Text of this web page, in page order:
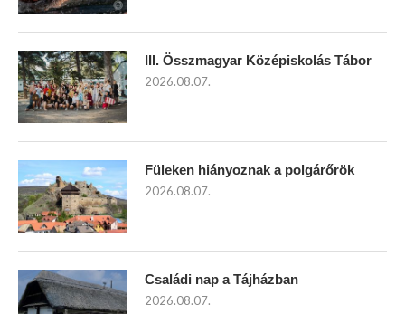
III. Összmagyar Középiskolás Tábor
2026.08.07.
Füleken hiányoznak a polgárőrök
2026.08.07.
Családi nap a Tájházban
2026.08.07.